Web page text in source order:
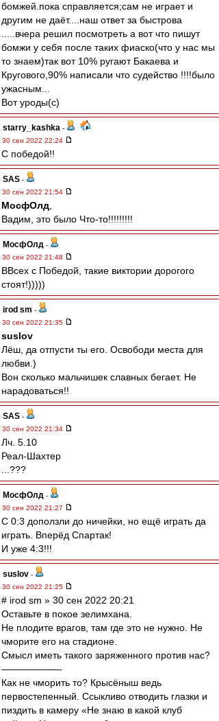
бомжей.пока справляется;сам не играет и
другим не даёт....наш ответ за быстрова
.....вчера решил посмотреть а вот что пишут
бомжи у себя после таких фиаско(что у нас мы
то знаем)так вот 10% ругают Бакаева и
Кругового,90% написали что судейство !!!!было
ужасным...
Вот уроды(с)
starry_kashka -
30 сен 2022 22:24
С победой!!
SAS -
30 сен 2022 21:54
МосфОлд
Вадим, это было Что-то!!!!!!!!!
МосфОлд -
30 сен 2022 21:48
ВВсех с Победой, такие виктории дорогого
стоят!)))))
irod sm -
30 сен 2022 21:35
suslov
Лёш, да отпусти ты его. Освободи места для
любви.)
Вон сколько мальчишек славных бегает. Не
нарадоваться!!
SAS -
30 сен 2022 21:34
Лч. 5.10
Реал-Шахтер
...???
МосфОлд -
30 сен 2022 21:27
С 0:3 доползли до ничейки, но ещё играть да
играть. Вперёд Спартак!
И уже 4:3!!!
suslov -
30 сен 2022 21:25
# irod sm » 30 сен 2022 20:21
Оставьте в покое зелимхана.
Не плодите врагов, там где это не нужно. Не
чморите его на стадионе.
Смысл иметь такого заряженного против нас?
——————-
Как не чморить то? Крысёныш ведь
первостепенный. Ссыкливо отводить глазки и
пиздить в камеру «Не знаю в какой клуб